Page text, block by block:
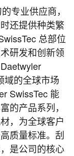
专业供应商，
还提供种类繁
总部位
研发和创新领
域的全球市场
SwissTec 能
的产品系列，
，为全球客户
质量标准。刮
是公司的核心